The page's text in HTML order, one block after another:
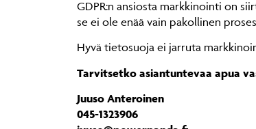
GDPR:n ansiosta markkinointi on
se ei ole enää vain pakollinen
Hyvä tietosuoja ei jarruta
Tarvitsetko asiantuntevaa apua
Juuso Anteroinen
045-1323906